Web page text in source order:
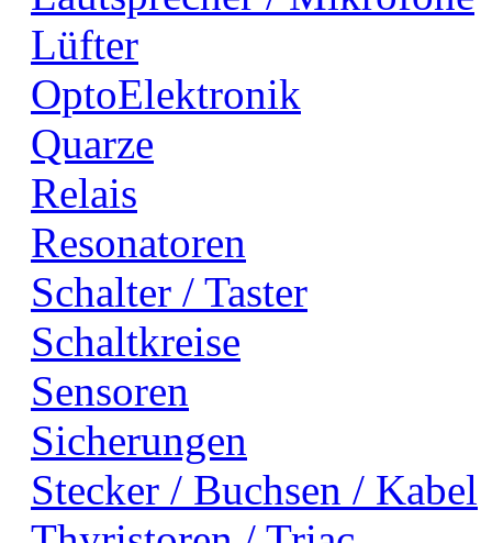
Lüfter
OptoElektronik
Quarze
Relais
Resonatoren
Schalter / Taster
Schaltkreise
Sensoren
Sicherungen
Stecker / Buchsen / Kabel